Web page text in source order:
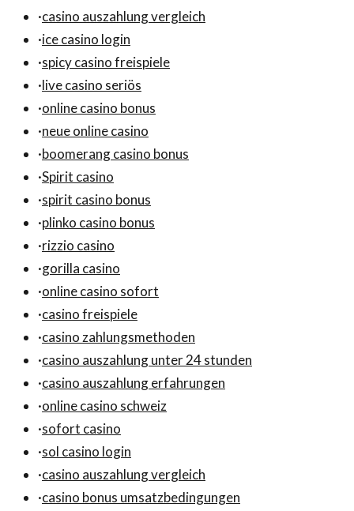
·casino auszahlung vergleich
·ice casino login
·spicy casino freispiele
·live casino seriös
·online casino bonus
·neue online casino
·boomerang casino bonus
·Spirit casino
·spirit casino bonus
·plinko casino bonus
·rizzio casino
·gorilla casino
·online casino sofort
·casino freispiele
·casino zahlungsmethoden
·casino auszahlung unter 24 stunden
·casino auszahlung erfahrungen
·online casino schweiz
·sofort casino
·sol casino login
·casino auszahlung vergleich
·casino bonus umsatzbedingungen